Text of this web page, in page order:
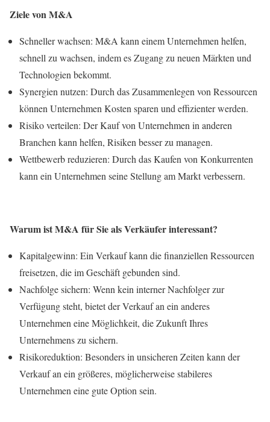
Ziele von M&A
Schneller wachsen: M&A kann einem Unternehmen helfen,
schnell zu wachsen, indem es Zugang zu neuen Märkten und
Technologien bekommt.
Synergien nutzen: Durch das Zusammenlegen von Ressourcen
können Unternehmen Kosten sparen und effizienter werden.
Risiko verteilen: Der Kauf von Unternehmen in anderen
Branchen kann helfen, Risiken besser zu managen.
Wettbewerb reduzieren: Durch das Kaufen von Konkurrenten
kann ein Unternehmen seine Stellung am Markt verbessern.
Warum ist M&A für Sie als Verkäufer interessant?
Kapitalgewinn: Ein Verkauf kann die finanziellen Ressourcen
freisetzen, die im Geschäft gebunden sind.
Nachfolge sichern: Wenn kein interner Nachfolger zur
Verfügung steht, bietet der Verkauf an ein anderes
Unternehmen eine Möglichkeit, die Zukunft Ihres
Unternehmens zu sichern.
Risikoreduktion: Besonders in unsicheren Zeiten kann der
Verkauf an ein größeres, möglicherweise stabileres
Unternehmen eine gute Option sein.